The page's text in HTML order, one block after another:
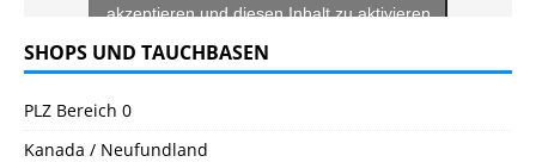
akzeptieren und diesen Inhalt zu aktivieren
SHOPS UND TAUCHBASEN
PLZ Bereich 0
Kanada / Neufundland